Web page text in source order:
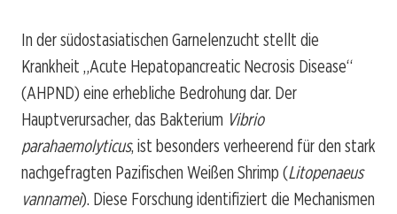
In der südostasiatischen Garnelenzucht stellt die
Krankheit „Acute Hepatopancreatic Necrosis Disease“
(AHPND) eine erhebliche Bedrohung dar. Der
Hauptverursacher, das Bakterium Vibrio
parahaemolyticus, ist besonders verheerend für den stark
nachgefragten Pazifischen Weißen Shrimp (Litopenaeus
vannamei). Diese Forschung identifiziert die Mechanismen